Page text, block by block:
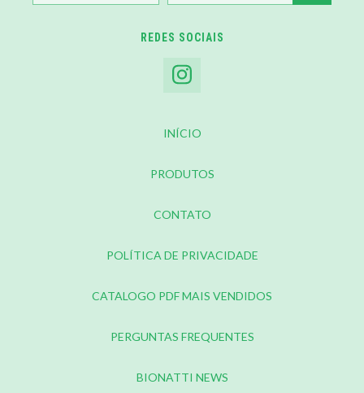
REDES SOCIAIS
INÍCIO
PRODUTOS
CONTATO
POLÍTICA DE PRIVACIDADE
CATALOGO PDF MAIS VENDIDOS
PERGUNTAS FREQUENTES
BIONATTI NEWS